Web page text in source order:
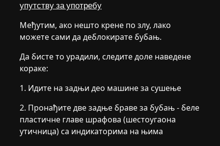
упутству за употребу
Међутим, ако нешто крене по злу, лако
можете сами да деблокирате бубањ.
Да бисте то урадили, следите доле наведене
кораке:
1. Идите на задњи део машине за сушење
2. Пронађите две задње браве за бубањ - беле
пластичне главе шрафова (шестоугаона
утичница) са индикаторима на њима